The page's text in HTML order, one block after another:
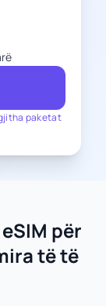
paketat
për
të të